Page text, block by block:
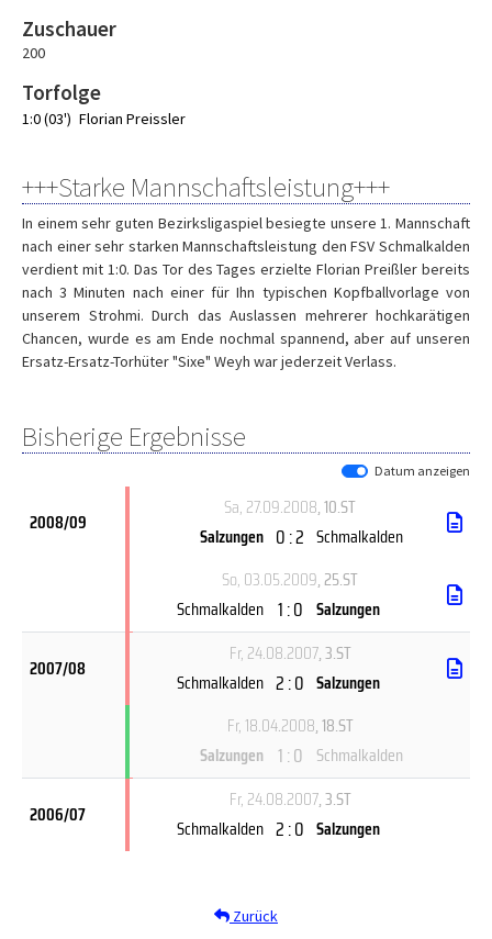
Zuschauer
200
Torfolge
1:0 (03') Florian Preissler
+++Starke Mannschaftsleistung+++
In einem sehr guten Bezirksligaspiel besiegte unsere 1. Mannschaft
nach einer sehr starken Mannschaftsleistung den FSV Schmalkalden
verdient mit 1:0. Das Tor des Tages erzielte Florian Preißler bereits
nach 3 Minuten nach einer für Ihn typischen Kopfballvorlage von
unserem Strohmi. Durch das Auslassen mehrerer hochkarätigen
Chancen, wurde es am Ende nochmal spannend, aber auf unseren
Ersatz-Ersatz-Torhüter "Sixe" Weyh war jederzeit Verlass.
Bisherige Ergebnisse
Datum anzeigen
2008/09
Sa, 27.09.2008, 10.ST
Salzungen 0 : 2 Schmalkalden
So, 03.05.2009, 25.ST
Schmalkalden 1 : 0 Salzungen
2007/08
Fr, 24.08.2007, 3.ST
Schmalkalden 2 : 0 Salzungen
Fr, 18.04.2008, 18.ST
Salzungen 1 : 0 Schmalkalden
2006/07
Fr, 24.08.2007, 3.ST
Schmalkalden 2 : 0 Salzungen
Zurück